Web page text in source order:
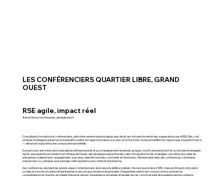
RSE agile, impact réel
Transformer l’entreprise durablement
Consultante, formatrice et conférencière, cette intervenante explore depuis plus de dix ans la transformation des organisations par la RSE. Elle y voit
un levier stratégique autant qu’un impératif sociétal. Son approche repose sur une conviction forte : la responsabilité ne s’oppose pas à la performance
— elle en est aujourd’hui une composante essentielle.
Son parcours, entre éducation spécialisée, entrepreneuriat et accompagnement de grands groupes, nourrit une parole à la fois accessible et engagée.
Après une expérience fondatrice en Afrique de l’Ouest, elle développe aujourd’hui des outils d’évaluation et des stratégies concrètes pour aider les
entreprises à aligner leurs engagements avec leurs objectifs business, sectoriels et territoriaux. Elle intervient dans des conférences, séminaires,
masterclass ou colloques pour partager cette expertise avec clarté et dynamisme.
Ses conférences abordent les grands enjeux contemporains de la responsabilité sociétale : mise en œuvre de la CSRD, mesure d’impact, innovation
sociale, économie circulaire, intrapreneuriat ou encore gouvernance responsable. Chaque intervention est conçue comme un levier de
compréhension et d’action, en mêlant théorie et retours d’expérience, échanges et études de cas. Le format peut être adapté selon le contexte :
LES CONFÉRENCIERS QUARTIER LIBRE, GRAND
OUEST